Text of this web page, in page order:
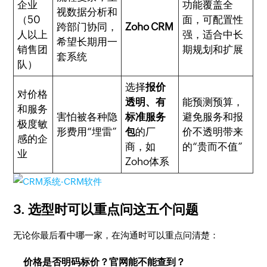
企业
（50
人以上
销售团
队）
视数据分析和
跨部门协同，
希望长期用一
套系统
Zoho CRM
功能覆盖全
面，可配置性
强，适合中长
期规划和扩展
对价格
和服务
极度敏
感的企
业
害怕被各种隐
形费用“埋雷”
选择报价
透明、有
标准服务
包的厂
商，如
Zoho体系
能预测预算，
避免服务和报
价不透明带来
的“贵而不值”
3. 选型时可以重点问这五个问题
无论你最后看中哪一家，在沟通时可以重点问清楚：
价格是否明码标价？官网能不能查到？